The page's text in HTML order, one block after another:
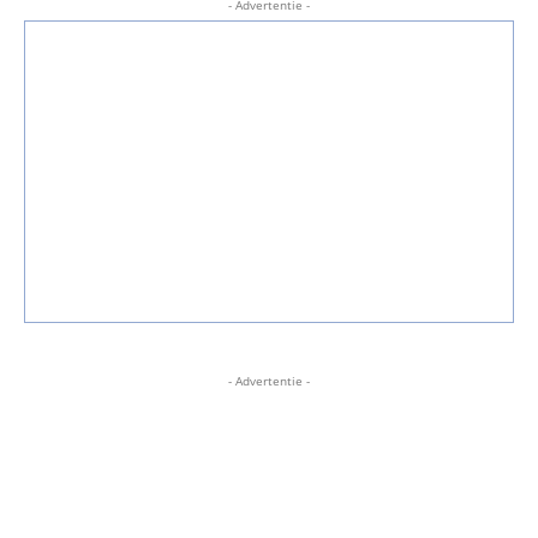
- Advertentie -
- Advertentie -